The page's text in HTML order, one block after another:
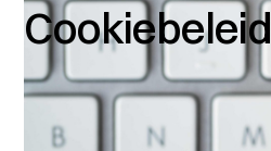
Cookiebeleid